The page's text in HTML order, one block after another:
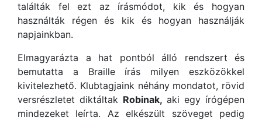
találták fel ezt az írásmódot, kik és hogyan
használták régen és kik és hogyan használják
napjainkban.
Elmagyarázta a hat pontból álló rendszert és
bemutatta a Braille írás milyen eszközökkel
kivitelezhető. Klubtagjaink néhány mondatot, rövid
versrészletet diktáltak Robinak, aki egy írógépen
mindezeket leírta. Az elkészült szöveget pedig